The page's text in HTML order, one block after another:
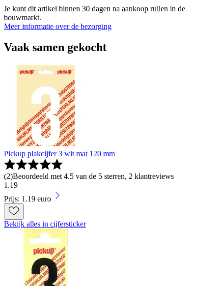
Je kunt dit artikel binnen 30 dagen na aankoop ruilen in de
bouwmarkt.
Meer informatie over de bezorging
Vaak samen gekocht
Pickup plakcijfer 3 wit mat 120 mm
(2)Beoordeeld met 4.5 van de 5 sterren, 2 klantreviews
1 .19
Prijs: 1.19 euro
Bekijk alles in cijfersticker